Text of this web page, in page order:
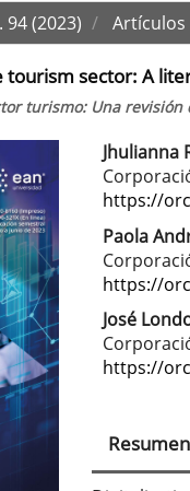
94 (2023) Artículos
sector: A
turismo: Una
del
Jhulianna
https://
Paola
https://
José
https://
Resumen